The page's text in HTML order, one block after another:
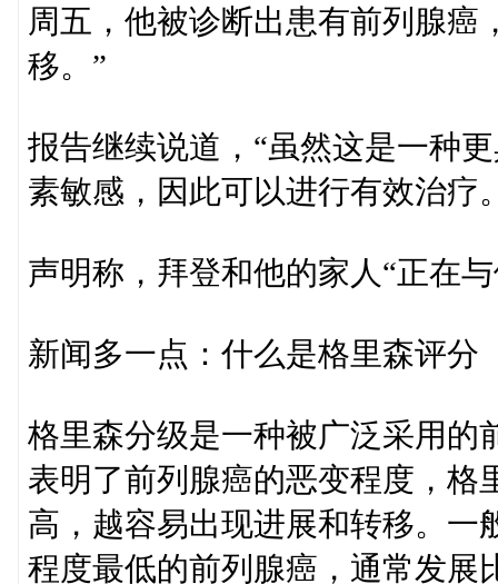
周五，他被诊断出患有前列腺癌
移。”
报告继续说道，“虽然这是一种
素敏感，因此可以进行有效治疗
声明称，拜登和他的家人“正在
新闻多一点：什么是格里森评分
格里森分级是一种被广泛采用的
表明了前列腺癌的恶变程度，格
高，越容易出现进展和转移。一
程度最低的前列腺癌，通常发展